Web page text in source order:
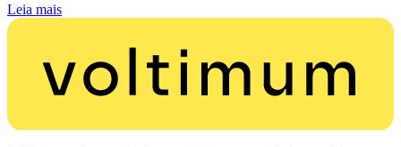
Leia mais